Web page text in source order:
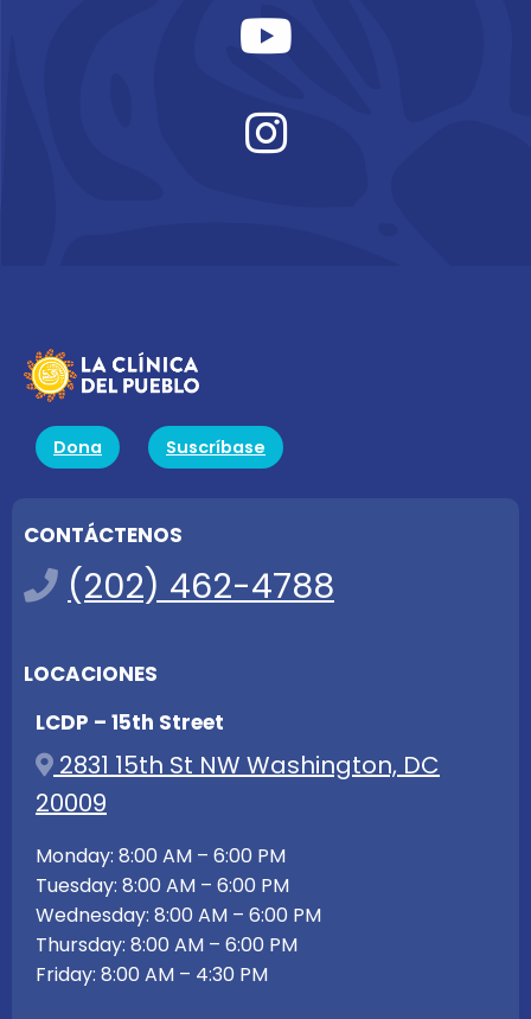
Dona Suscríbase
CONTÁCTENOS
(202) 462-4788
LOCACIONES
LCDP – 15th Street
2831 15th St NW Washington, DC
20009
Monday: 8:00 AM – 6:00 PM
Tuesday: 8:00 AM – 6:00 PM
Wednesday: 8:00 AM – 6:00 PM
Thursday: 8:00 AM – 6:00 PM
Friday: 8:00 AM – 4:30 PM